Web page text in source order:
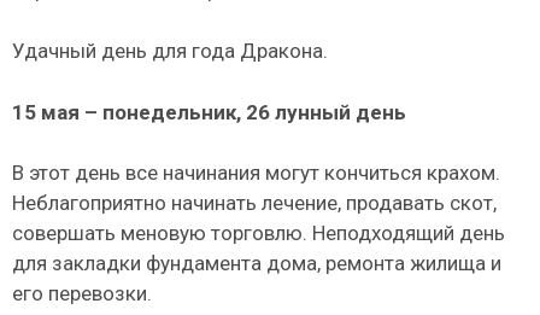
Удачный день для года Дракона.
15 мая – понедельник, 26 лунный день
В этот день все начинания могут кончиться крахом.
Неблагоприятно начинать лечение, продавать скот,
совершать меновую торговлю. Неподходящий день
для закладки фундамента дома, ремонта жилища и
его перевозки.